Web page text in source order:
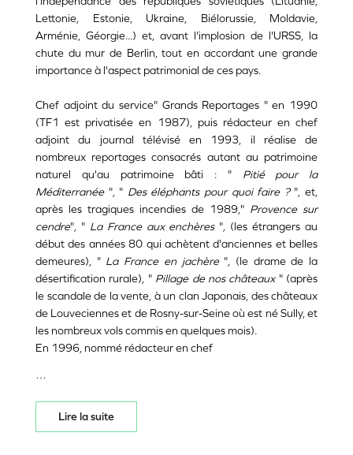
Lettonie, Estonie, Ukraine, Biélorussie, Moldavie,
Arménie, Géorgie...) et, avant l'implosion de l'URSS, la
chute du mur de Berlin, tout en accordant une grande
importance à l'aspect patrimonial de ces pays.
Chef adjoint du service" Grands Reportages " en 1990
(TF1 est privatisée en 1987), puis rédacteur en chef
adjoint du journal télévisé en 1993, il réalise de
nombreux reportages consacrés autant au patrimoine
naturel qu'au patrimoine bâti : "Pitié pour la
Méditerranée "," Des éléphants pour quoi faire ? ",et,
après les tragiques incendies de 1989," Provence sur
cendre", " La France aux enchères ", (les étrangers au
début des années 80 qui achètent d'anciennes et belles
demeures), "La France en jachère ", (le drame de la
désertification rurale), " Pillage de nos châteaux " (après
le scandale de la vente, à un clan Japonais, des châteaux
de Louveciennes et de Rosny-sur-Seine où est né Sully, et
les nombreux vols commis en quelques mois).
En 1996, nommé rédacteur en chef
…
Lire la suite